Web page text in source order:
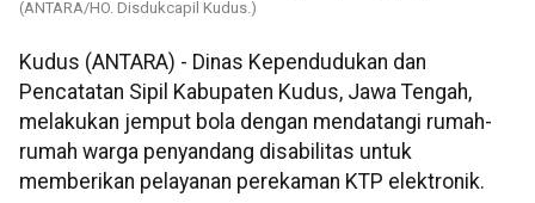
(ANTARA/HO. Disdukcapil Kudus.)
Kudus (ANTARA) - Dinas Kependudukan dan
Pencatatan Sipil Kabupaten Kudus, Jawa Tengah,
melakukan jemput bola dengan mendatangi rumah-
rumah warga penyandang disabilitas untuk
memberikan pelayanan perekaman KTP elektronik.